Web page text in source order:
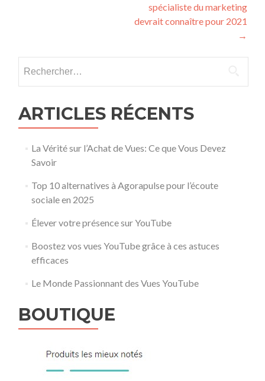
spécialiste du marketing
devrait connaître pour 2021
→
ARTICLES RÉCENTS
La Vérité sur l’Achat de Vues: Ce que Vous Devez
Savoir
Top 10 alternatives à Agorapulse pour l’écoute
sociale en 2025
Élever votre présence sur YouTube
Boostez vos vues YouTube grâce à ces astuces
efficaces
Le Monde Passionnant des Vues YouTube
BOUTIQUE